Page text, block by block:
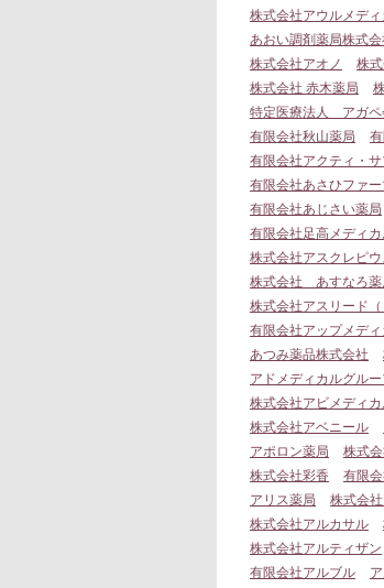
株式会社アウルメデ
あおい調剤薬局株式会
株式会社アオノ
株
株式会社 赤木薬局
特定医療法人 アガペ
有限会社秋山薬局
有限会社アクティ・サ
有限会社あさひファー
有限会社あじさい薬局
有限会社足高メディ
株式会社アスクレピウ
株式会社 あすなろ薬
株式会社アスリード（
有限会社アップメデ
あつみ薬品株式会社
アドメディカルグル
株式会社アビメディカ
株式会社アベニール
アポロン薬局
株式
株式会社彩香
有限
アリス薬局
株式会
株式会社アルカサル
株式会社アルティザン
有限会社アルブル